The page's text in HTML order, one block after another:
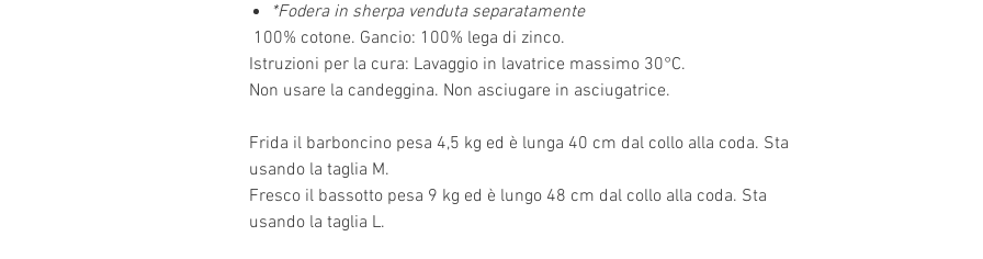
*Fodera in sherpa venduta separatamente
100% cotone. Gancio: 100% lega di zinco.
Istruzioni per la cura: Lavaggio in lavatrice massimo 30°C.
Non usare la candeggina. Non asciugare in asciugatrice.
Frida il barboncino pesa 4,5 kg ed è lunga 40 cm dal collo alla coda. Sta
usando la taglia M.
Fresco il bassotto pesa 9 kg ed è lungo 48 cm dal collo alla coda. Sta
usando la taglia L.